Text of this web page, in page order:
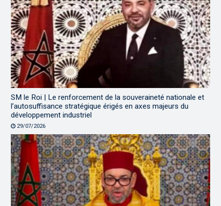
SM le Roi | Le renforcement de la souveraineté nationale et
l’autosuffisance stratégique érigés en axes majeurs du
développement industriel
29/07/2026